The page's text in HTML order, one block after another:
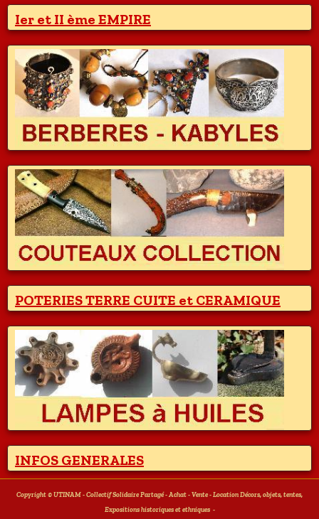
Ier et II ème EMPIRE
POTERIES TERRE CUITE et CERAMIQUE
INFOS GENERALES
Copyright © UTINAM - Collectif Solidaire Partagé - Achat - Vente - Location Décors, objets, tentes,
Expositions historiques et ethniques -